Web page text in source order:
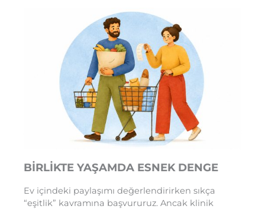
BİRLİKTE YAŞAMDA ESNEK DENGE
Ev içindeki paylaşımı değerlendirirken sıkça
“eşitlik” kavramına başvururuz. Ancak klinik